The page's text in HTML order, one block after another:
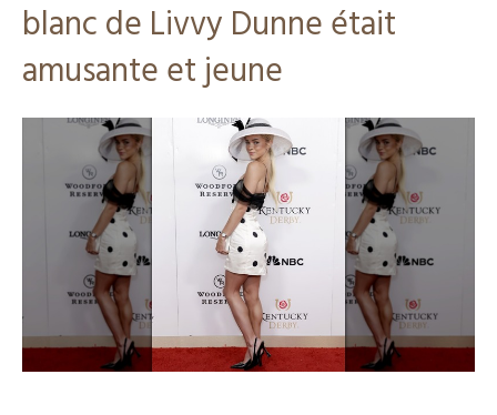
blanc de Livvy Dunne était
amusante et jeune